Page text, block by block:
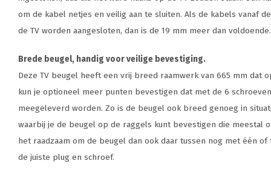
om de kabel netjes en veilig aan te sluiten. Als de kabels vanaf
de TV worden aangesloten, dan is de 19 mm meer dan voldoende.
Brede beugel, handig voor veilige bevestiging.
Deze TV beugel heeft een vrij breed raamwerk van 665 mm dat
kun je optioneel meer punten bevestigen dat met de 6
meegeleverd worden. Zo is de beugel ook breed genoeg in
waarbij je de beugel op de raggels kunt bevestigen die meestal
het raadzaam om de beugel dan ook daar tussen nog met één
de juiste plug en schroef.